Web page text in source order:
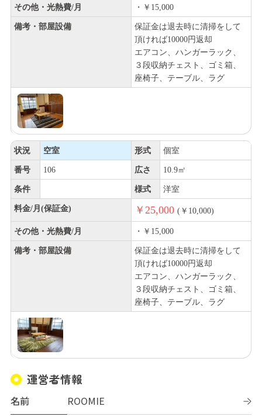
その他・光熱費/月 ・￥15,000
備考・部屋設備
保証金は退去時に清掃をして
頂ければ10000円返却
エアコン、ハンガーラック、
３段収納チェスト、ゴミ箱、
座椅子、テーブル、ラグ
状況 空室 形式 個室
番号 106 広さ 10.9㎡
条件 様式 洋室
料金/月(保証金) ￥25,000 (￥10,000)
その他・光熱費/月 ・￥15,000
備考・部屋設備
保証金は退去時に清掃をして
頂ければ10000円返却
エアコン、ハンガーラック、
３段収納チェスト、ゴミ箱、
座椅子、テーブル、ラグ
運営者情報
名前
ROOMIE